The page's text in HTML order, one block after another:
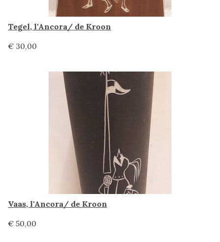
Tegel, l'Ancora/ de Kroon
€ 30,00
Vaas, l'Ancora/ de Kroon
€ 50,00